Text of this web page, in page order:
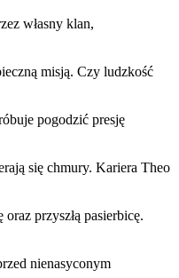
własny klan,
misją. Czy ludzkość
pogodzić presję
się chmury. Kariera Theo
przyszłą pasierbicę.
nienasyconym